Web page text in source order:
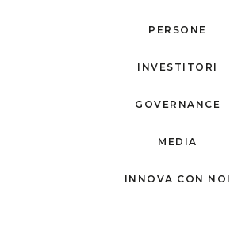
PERSONE
INVESTITORI
GOVERNANCE
MEDIA
INNOVA CON NOI